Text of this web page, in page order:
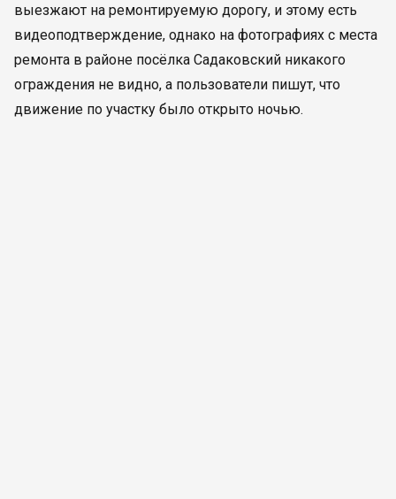
выезжают на ремонтируемую дорогу, и этому есть
видеоподтверждение, однако на фотографиях с места
ремонта в районе посёлка Садаковский никакого
ограждения не видно, а пользователи пишут, что
движение по участку было открыто ночью.